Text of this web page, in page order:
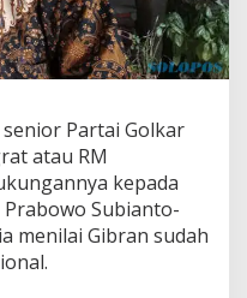
Partai Golkar
atau RM
kepada
Subianto-
menilai Gibran sudah